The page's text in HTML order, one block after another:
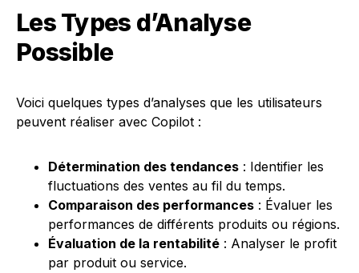
Les Types d’Analyse
Possible
Voici quelques types d’analyses que les utilisateurs
peuvent réaliser avec Copilot :
Détermination des tendances : Identifier les
fluctuations des ventes au fil du temps.
Comparaison des performances : Évaluer les
performances de différents produits ou régions.
Évaluation de la rentabilité : Analyser le profit
par produit ou service.